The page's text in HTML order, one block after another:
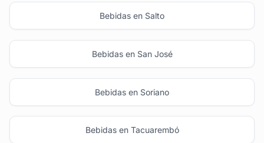
Bebidas en Salto
Bebidas en San José
Bebidas en Soriano
Bebidas en Tacuarembó